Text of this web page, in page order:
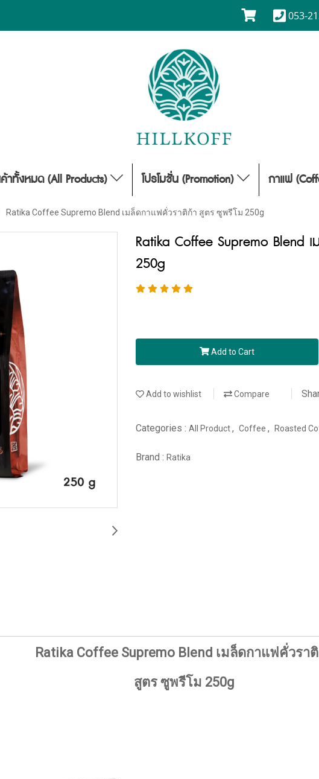
053-
าทั้งหมด (All Products) โปรโมชั่น (Promotion) กาแฟ
Ratika Coffee Supremo Blend เมล็ดกาแฟคั่วราติก้า สูตร ซูพรีโม 250g
Ratika Coffee Supremo Blend
250g
Add to Cart
Add to wishlist Compare
Categories : All Product, Coffee , Roasted
Brand : Ratika
Ratika Coffee Supremo Blend เมล็ดกาแฟคั่วรา
สูตร ซูพรีโม 250g